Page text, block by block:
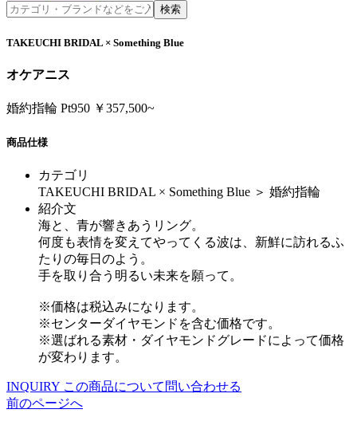
TAKEUCHI BRIDAL × Something Blue
オケアニス
婚約指輪 Pt950 ￥357,500~
商品仕様
カテゴリ
TAKEUCHI BRIDAL × Something Blue ＞ 婚約指輪
紹介文
海と、青が響きあうリング。
何度も表情を変えてやってくる波は、新鮮に訪れるふ
たりの毎日のよう。
手を取り合う明るい未来を願って。
※価格は税込みになります。
※センターダイヤモンドを含む価格です。
※選ばれる素材・ダイヤモンドグレードによって価格
が変わります。
INQUIRY この商品について問い合わせる
前のページへ